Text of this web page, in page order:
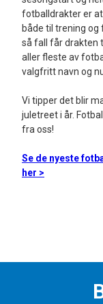
fotballdrakter er at
både til trening
så fall får drakten
aller fleste av
valgfritt navn og
Vi tipper det blir
juletreet i år.
fra oss!
Se de nyeste
her >